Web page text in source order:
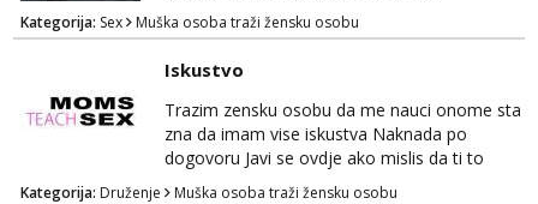
Kategorija: Sex Muška osoba traži žensku osobu
Iskustvo
Trazim zensku osobu da me nauci onome sta
zna da imam vise iskustva Naknada po
dogovoru Javi se ovdje ako mislis da ti to
mozes
Kategorija: Druženje Muška osoba traži žensku osobu